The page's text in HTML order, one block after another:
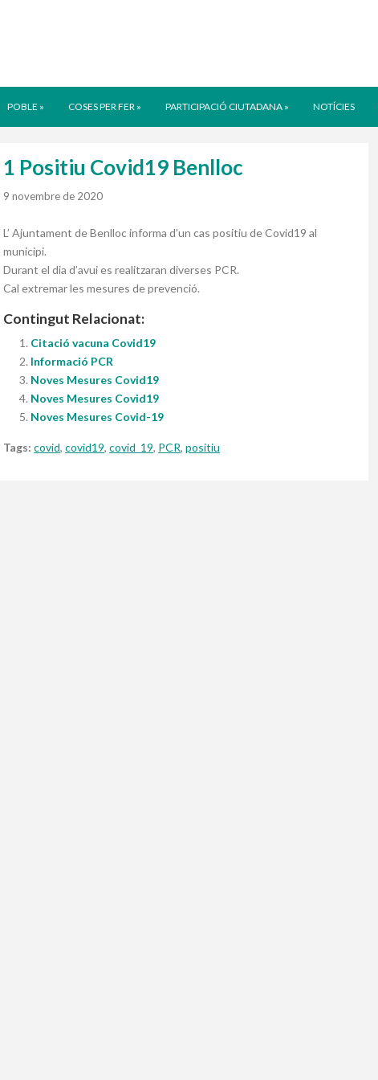
POBLE » COSES PER FER » PARTICIPACIÓ CIUTADANA » NOTÍCIES
1 Positiu Covid19 Benlloc
9 novembre de 2020
L’ Ajuntament de Benlloc informa d’un cas positiu de Covid19 al
municipi.
Durant el dia d’avui es realitzaran diverses PCR.
Cal extremar les mesures de prevenció.
Contingut Relacionat:
Citació vacuna Covid19
Informació PCR
Noves Mesures Covid19
Noves Mesures Covid19
Noves Mesures Covid-19
Tags: covid,covid19,covid_19, PCR,positiu